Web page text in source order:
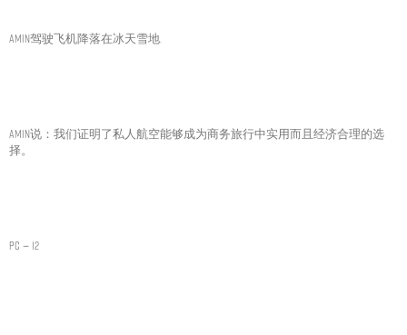
Amin驾驶飞机降落在冰天雪地.
Amin说：我们证明了私人航空能够成为商务旅行中实用而且经济合理的选
择。
PC－12